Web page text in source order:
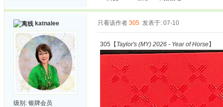
katnalee
级别: 银牌会员
只看该作者 305 发表于: 07-10
305【 Taylor's (MY) 2026 - Year of Horse】